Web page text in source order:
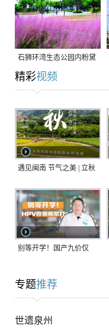
石狮环湾生态公园内粉黛
乱子草盛放
精彩视频
遇见闽南 节气之美 | 立秋
别等开学！国产九价仅
紧打
专题推荐
世遗泉州